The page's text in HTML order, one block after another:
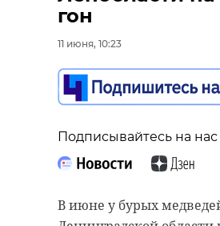
гон
11 июня, 10:23
Подписывайтесь на нас
В июне у бурых
Подписывайтесь на нас
итоги регионального
конкурса
Лучшим судебным
Подписывайтесь на нас
В 2026 году
169 территорий: на